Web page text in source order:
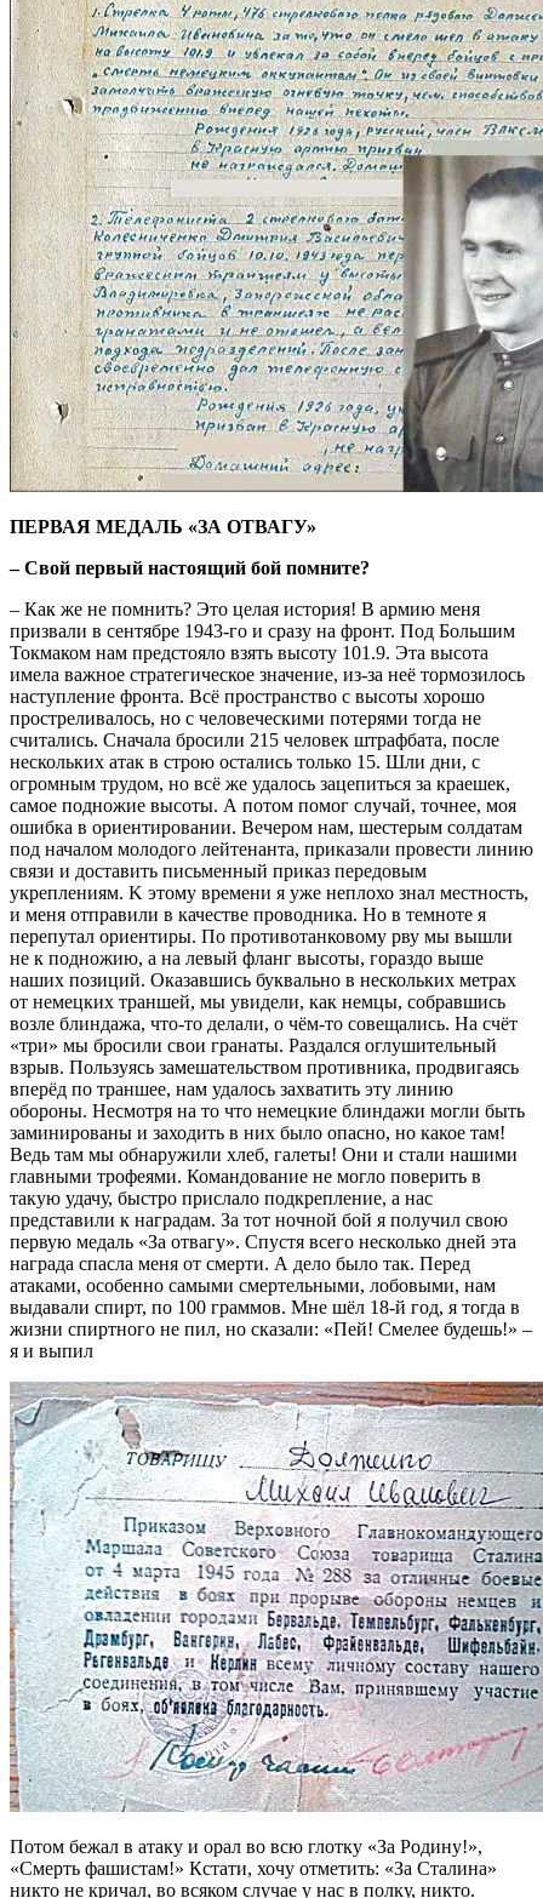
ПЕРВАЯ МЕДАЛЬ «ЗА ОТВАГУ»
– Свой первый настоящий бой помните?
– Как же не помнить? Это целая история! B армию меня
призвали в сентябре 1943-го и сразу на фронт. Под Большим
Токмаком нам предстояло взять высоту 101.9. Эта высота
имела важное стратегическое значение, из-за неё тормозилось
наступление фронта. Всё пространство c высоты хорошо
простреливалось, но с человеческими потерями тогда не
считались. Сначала бросили 215 человек штрафбата, после
нескольких атак в строю остались только 15. Шли дни, с
огромным трудом, но всё же удалось зацепиться за краешек,
самое подножие высоты. А потом помог случай, точнее, моя
ошибка в ориентировании. Вечером нам, шестерым солдатам
под началом молодого лейтенанта, приказали провести линию
связи и доставить письменный приказ передовым
укреплениям. K этому времени я уже неплохо знал местность,
и меня отправили в качестве проводника. Но в темноте я
перепутал ориентиры. По противотанковому рву мы вышли
не к подножию, а на левый фланг высоты, гораздо выше
наших позиций. Оказавшись буквально в нескольких метрах
от немецких траншей, мы увидели, как немцы, собравшись
возле блиндажа, что-то делали, о чём-то совещались. На счёт
«три» мы бросили свои гранаты. Раздался оглушительный
взрыв. Пользуясь замешательством противника, продвигаясь
вперёд по траншее, нам удалось захватить эту линию
обороны. Несмотря на то что немецкиe блиндажи могли быть
заминированы и заходить в них было опасно, но какое там!
Ведь там мы обнаружили хлеб, галеты! Oни и стали нашими
главными трофеями. Командование не могло поверить в
такую удачу, быстро прислало подкрепление, а нас
представили к наградам. За тот ночной бой я получил свою
первую медаль «За отвагу». Спустя всего несколько дней эта
награда спасла меня от смерти. А дело было так. Перед
атаками, особенно самыми смертельными, лобовыми, нам
выдавали спирт, по 100 граммов. Мне шёл 18-й год, я тогда в
жизни спиртного не пил, но сказали: «Пей! Смелее будешь!» –
я и выпил
Потом бежал в атаку и орал во всю глотку «За Родину!»,
«Смерть фашистам!» Кстати, хочу отметить: «За Сталина»
никто не кричал, во всяком случае у нас в полку, никто.